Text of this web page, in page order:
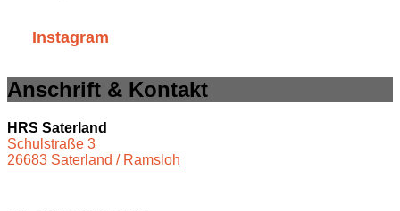
Instagram
Anschrift & Kontakt
HRS Saterland
Schulstraße 3
26683 Saterland / Ramsloh